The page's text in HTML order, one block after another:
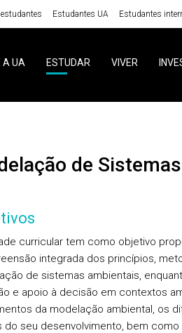
Estudantes UA Estudantes
A UA ESTUDAR VIVER
de
curricular tem como objetivo
integrada dos princípios,
de sistemas ambientais,
e apoio à decisão em contextos
da modelação ambiental, os
do seu desenvolvimento, bem